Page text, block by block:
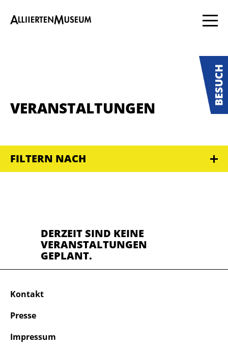
VERANSTALTUNGEN
FILTERN NACH
DERZEIT SIND KEINE
VERANSTALTUNGEN
GEPLANT.
Kontakt
Presse
Impressum